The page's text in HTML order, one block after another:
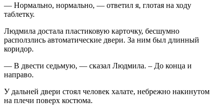
— Нормально, нормально, — ответил я, глотая на ходу
таблетку.
Людмила достала пластиковую карточку, бесшумно
расползлись автоматические двери. За ним был длинный
коридор.
— В двести седьмую, — сказал Людмила. – До конца и
направо.
У дальней двери стоял человек халате, небрежно накинутом
на плечи поверх костюма.